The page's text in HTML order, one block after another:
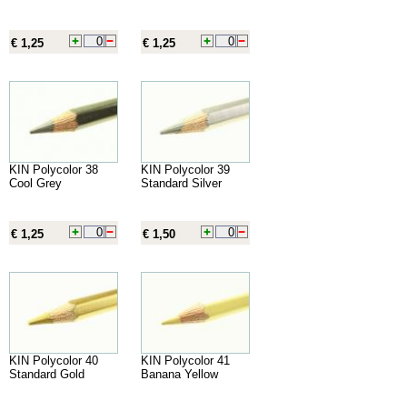
€ 1,25 € 1,25
KIN Polycolor 38
Cool Grey
€ 1,25
KIN Polycolor 39
Standard Silver
€ 1,50
KIN Polycolor 40
Standard Gold
KIN Polycolor 41
Banana Yellow